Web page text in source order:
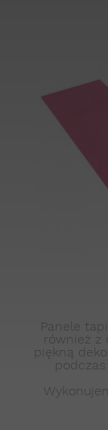
Panele
również
piękną